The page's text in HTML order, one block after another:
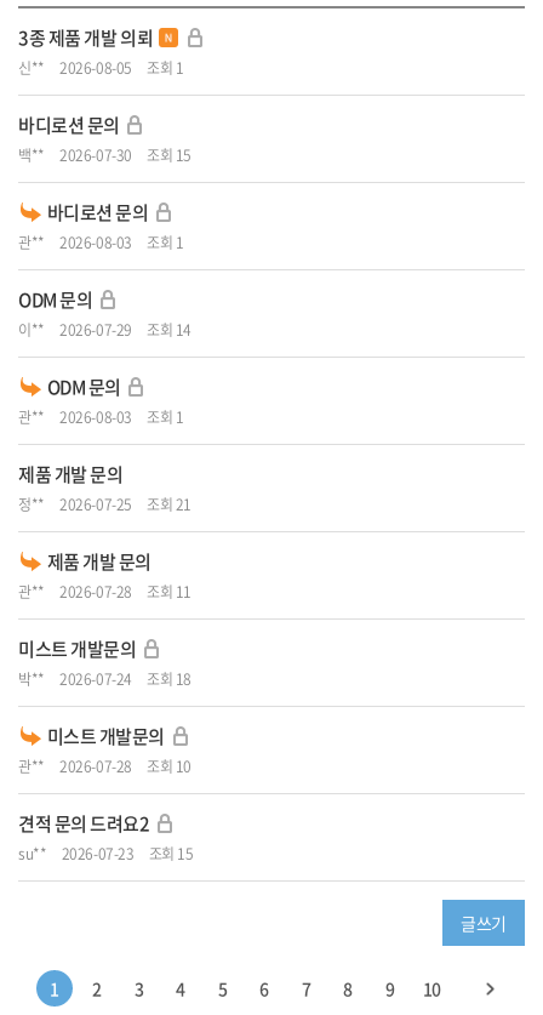
3종 제품 개발 의뢰
신** 2026-08-05 조회 1
바디로션 문의
백** 2026-07-30 조회 15
바디로션 문의
관** 2026-08-03 조회 1
ODM 문의
이** 2026-07-29 조회 14
ODM 문의
관** 2026-08-03 조회 1
제품 개발 문의
정** 2026-07-25 조회 21
제품 개발 문의
관** 2026-07-28 조회 11
미스트 개발문의
박** 2026-07-24 조회 18
미스트 개발문의
관** 2026-07-28 조회 10
견적 문의 드려요2
su** 2026-07-23 조회 15
글쓰기
1 2 3 4 5 6 7 8 9 10